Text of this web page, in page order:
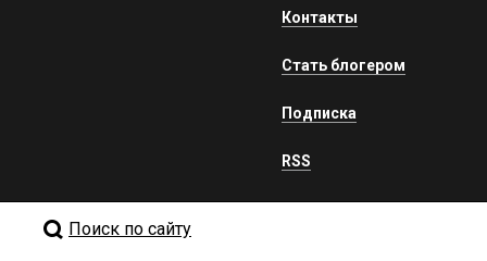
Контакты
Стать блогером
Подписка
RSS
Поиск по сайту